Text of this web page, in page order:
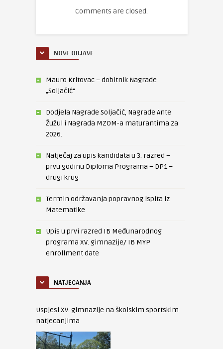
Comments are closed.
NOVE OBJAVE
Mauro Kritovac – dobitnik Nagrade
„Soljačić“
Dodjela Nagrade Soljačić, Nagrade Ante
Žužul i Nagrada MZOM-a maturantima za
2026.
Natječaj za upis kandidata u 3. razred –
prvu godinu Diploma Programa – DP1 –
drugi krug
Termin održavanja popravnog ispita iz
Matematike
Upis u prvi razred IB Međunarodnog
programa XV. gimnazije/ IB MYP
enrollment date
NATJECANJA
Uspjesi XV. gimnazije na školskim sportskim
natjecanjima